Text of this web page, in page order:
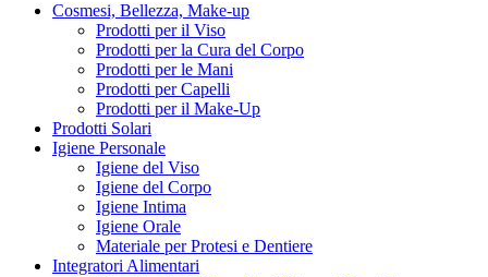
Cosmesi, Bellezza, Make-up
Prodotti per il Viso
Prodotti per la Cura del Corpo
Prodotti per le Mani
Prodotti per Capelli
Prodotti per il Make-Up
Prodotti Solari
Igiene Personale
Igiene del Viso
Igiene del Corpo
Igiene Intima
Igiene Orale
Materiale per Protesi e Dentiere
Integratori Alimentari